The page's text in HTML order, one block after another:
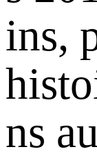
ins,
ns